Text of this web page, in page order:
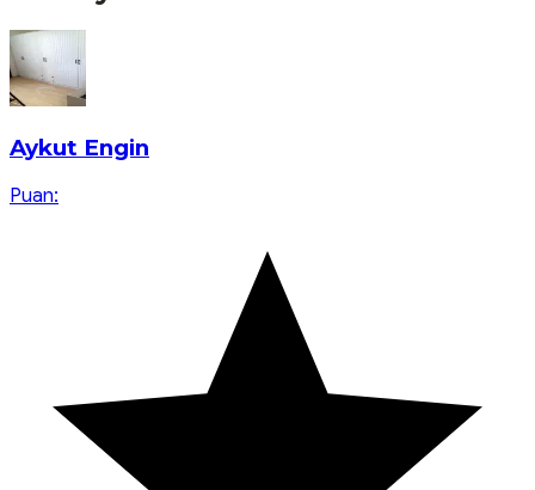
Aykut Engin
Puan: